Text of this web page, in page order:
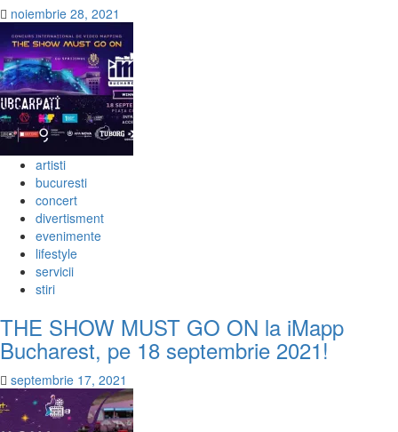
noiembrie 28, 2021
artisti
bucuresti
concert
divertisment
evenimente
lifestyle
servicii
stiri
THE SHOW MUST GO ON la iMapp
Bucharest, pe 18 septembrie 2021!
septembrie 17, 2021